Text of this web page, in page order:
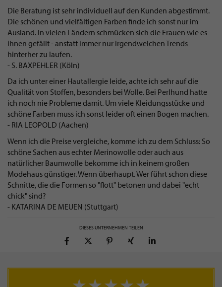
Die Beratung ist sehr individuell auf den Kunden abgestimmt.
Die schönen und vielfältigen Farben finde ich sonst nur im
Ausland. In vielen Ländern schmücken sich die Frauen wie es
ihnen gefällt - anstatt immer nur irgendwelchen Trends
hinterher zu laufen.
- S. BAXPEHLER (Köln)
Da ich unter einer Hautallergie leide, achte ich sehr auf die
Qualität von Stoffen, besonders bei Wolle. Bei Perlhund hatte
ich noch nie Probleme damit. Um viele Kleidungsstücke und
schöne Farben muss ich sonst leider oft einen Bogen machen.
- RIA LEOPOLD (Aachen)
Wenn ich die Preise vergleiche, komme ich zu dem Schluss: So
schöne Sachen aus echter Merinowolle oder auch aus
natürlicher Baumwolle bekomme ich in keinem großen
Modehaus günstiger. Wenn überhaupt. Wer führt schon diese
Schnitte, die die Formen so "flott" betonen und dabei "echt
chick" sind?
- KATARINA DE MEUEN (Stuttgart)
DIESES UNTERNEHMEN TEILEN